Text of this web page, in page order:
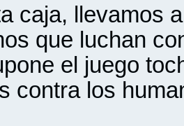
caja, llevamos
que luchan
el juego
contra los